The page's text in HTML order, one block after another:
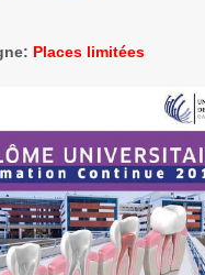
Places limitées